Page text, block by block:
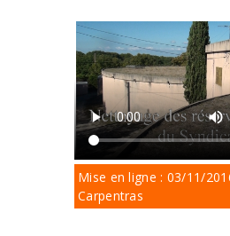
Mise en ligne : 03/11/
Carpentras